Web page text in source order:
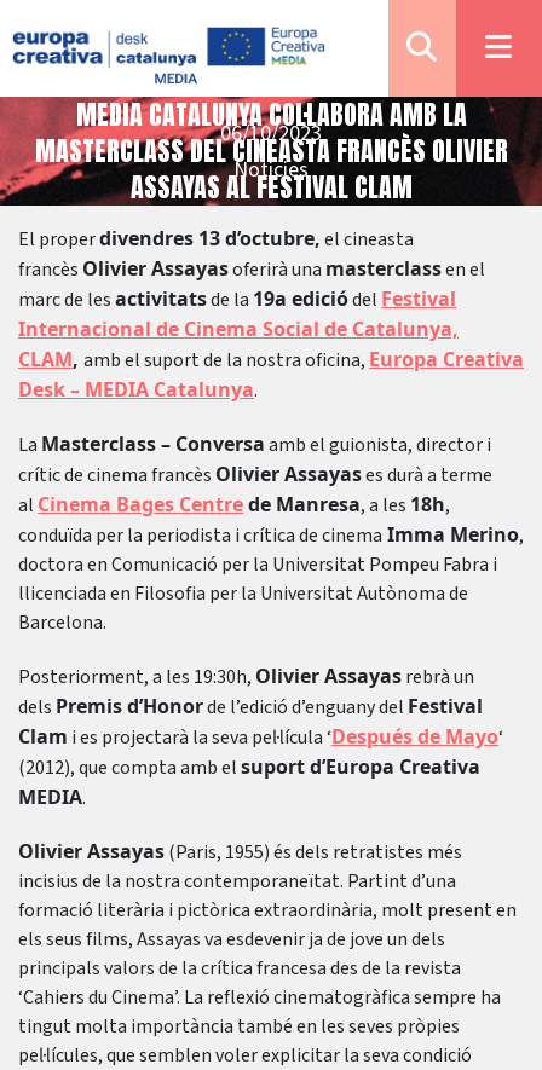
Notícies
MEDIA CATALUNYA COL·LABORA AMB LA
MASTERCLASS DEL CINEASTA FRANCÈS OLIVIER
ASSAYAS AL FESTIVAL CLAM
06/10/2023
El properdivendres 13 d’octubre,el cineasta
francès Olivier Assayasoferirà una masterclassen el
marc de lesactivitatsde la 19a ediciódel Festival
Internacional de Cinema Social de Catalunya,
CLAM, amb el suport de la nostra oficina, Europa Creativa
Desk – MEDIA Catalunya.
La Masterclass – Conversaamb el guionista, director i
crític de cinema francès Olivier Assayases durà a terme
al Cinema Bages Centrede Manresa, a les 18h,
conduïda per la periodista i crítica de cinema Imma Merino,
doctora en Comunicació per la Universitat Pompeu Fabra i
llicenciada en Filosofia per la Universitat Autònoma de
Barcelona.
Posteriorment, a les 19:30h, Olivier Assayasrebrà un
dels Premis d’Honorde l’edició d’enguany del Festival
Clam i es projectarà la seva pel·lícula ‘Después de Mayo‘
(2012), que compta amb elsuport d’Europa Creativa
MEDIA.
Olivier Assayas(Paris, 1955) és dels retratistes més
incisius de la nostra contemporaneïtat. Partint d’una
formació literària i pictòrica extraordinària, molt present en
els seus films, Assayas va esdevenir ja de jove un dels
principals valors de la crítica francesa des de la revista
‘Cahiers du Cinema’. La reflexió cinematogràfica sempre ha
tingut molta importància també en les seves pròpies
pel·lícules, que semblen voler explicitar la seva condició